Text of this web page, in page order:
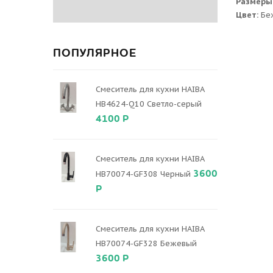
Цвет:
ПОПУЛЯРНОЕ
Смеситель для кухни HAIBA
HB4624-Q10 Светло-серый
4100 Р
Смеситель для кухни HAIBA
HB70074-GF308 Черный 3600
Р
Смеситель для кухни HAIBA
HB70074-GF328 Бежевый
3600 Р